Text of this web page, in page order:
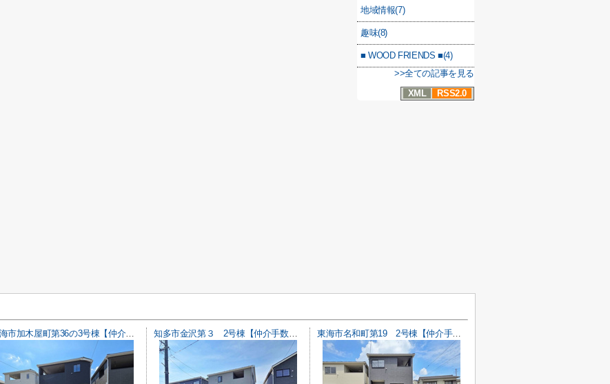
地域情報(7)
趣味(8)
■ WOOD FRIENDS ■(4)
>>全ての記事を見る
XML
RSS2.0
東海市加木屋町第36の3号棟【仲介手数料0円】 知多市金沢第３ 2号棟【仲介手数料0円】 東海市名和町第19 2号棟【仲介手数料0円】